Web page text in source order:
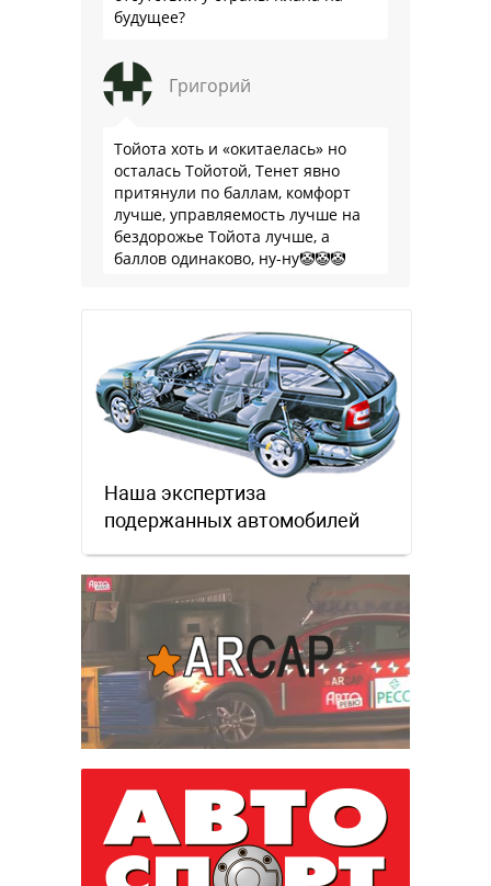
будущее?
Григорий
Тойота хоть и «окитаелась» но
осталась Тойотой, Тенет явно
притянули по баллам, комфорт
лучше, управляемость лучше на
бездорожье Тойота лучше, а
баллов одинаково, ну-ну🤡🤡🤡
Наша экспертиза
подержанных автомобилей